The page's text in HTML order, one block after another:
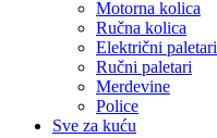
Motorna kolica
Ručna kolica
Električni paletari
Ručni paletari
Merdevine
Police
Sve za kuću